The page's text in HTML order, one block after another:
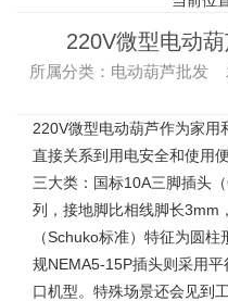
220V微型电动
所属分类：电动葫芦批发
220V微型电动葫芦作为家用
直接关系到用电安全和使用
三大类：国标10A三脚插头
列，接地脚比相线脚长3mm
（Schuko标准）特征为圆
规NEMA5-15P插头则采用
口机型。特殊场景还会见到